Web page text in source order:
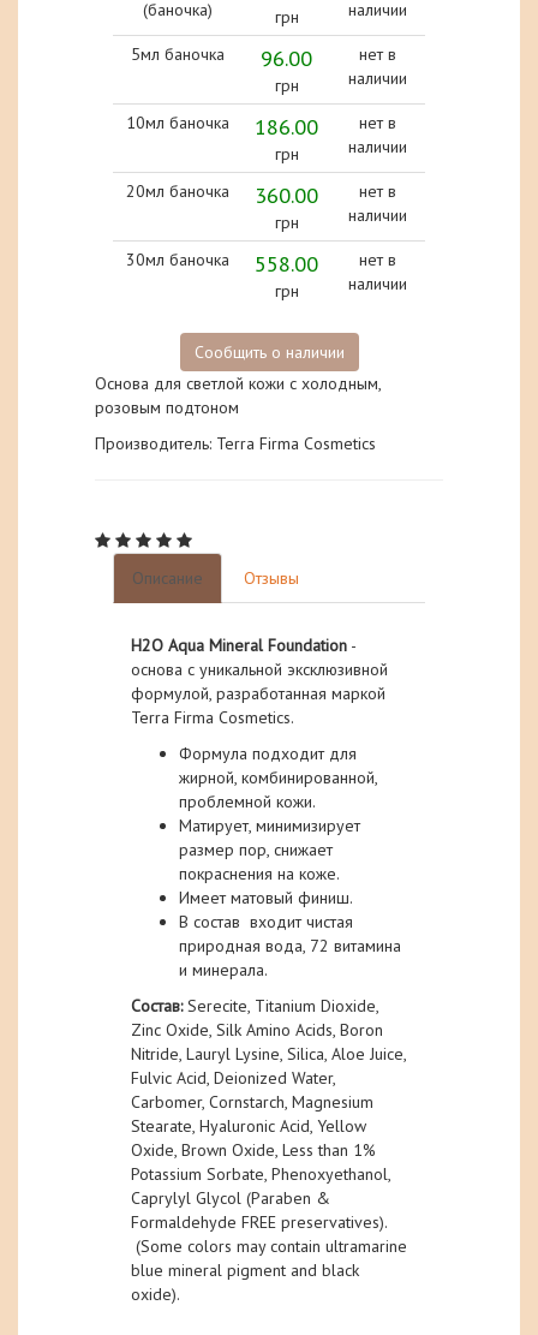
(баночка)
грн
наличии
5мл баночка 96.00
грн
нет в
наличии
10мл баночка 186.00
грн
нет в
наличии
20мл баночка 360.00
грн
нет в
наличии
30мл баночка 558.00
грн
нет в
наличии
Сообщить о наличии
Основа для светлой кожи с холодным,
розовым подтоном
Производитель: Terra Firma Cosmetics
Описание Отзывы
H2O Aqua Mineral Foundation -
основа с уникальной эксклюзивной
формулой, разработанная маркой
Terra Firma Cosmetics.
Формула подходит для
жирной, комбинированной,
проблемной кожи.
Матирует, минимизирует
размер пор, снижает
покраснения на коже.
Имеет матовый финиш.
В состав входит чистая
природная вода, 72 витамина
и минерала.
Состав:Serecite, Titanium Dioxide,
Zinc Oxide, Silk Amino Acids, Boron
Nitride, Lauryl Lysine, Silica, Aloe Juice,
Fulvic Acid, Deionized Water,
Carbomer, Cornstarch, Magnesium
Stearate, Hyaluronic Acid, Yellow
Oxide, Brown Oxide, Less than 1%
Potassium Sorbate, Phenoxyethanol,
Caprylyl Glycol (Paraben &
Formaldehyde FREE preservatives).
(Some colors may contain ultramarine
blue mineral pigment and black
oxide).